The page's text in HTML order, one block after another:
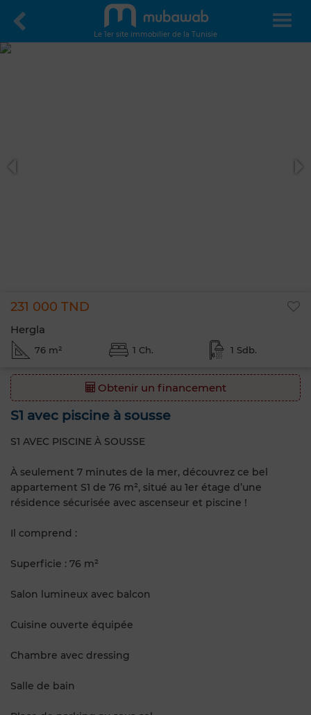
Le 1er site immobilier de la Tunisie
231 000 TND
Hergla
76 m² 1 Ch. 1 Sdb.
Obtenir un financement
S1 avec piscine à sousse
S1 AVEC PISCINE À SOUSSE
À seulement 7 minutes de la mer, découvrez ce bel
appartement S1 de 76 m², situé au 1er étage d’une
résidence sécurisée avec ascenseur et piscine !
Il comprend :
Superficie : 76 m²
Salon lumineux avec balcon
Cuisine ouverte équipée
Chambre avec dressing
Salle de bain